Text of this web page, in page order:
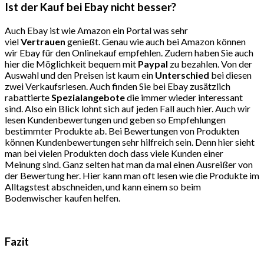
Ist der Kauf bei Ebay nicht besser?
Auch Ebay ist wie Amazon ein Portal was sehr
vielVertrauen genießt. Genau wie auch bei Amazon können
wir Ebay für den Onlinekauf empfehlen. Zudem haben Sie auch
hier die Möglichkeit bequem mit Paypal zu bezahlen. Von der
Auswahl und den Preisen ist kaum ein Unterschied bei diesen
zwei Verkaufsriesen. Auch finden Sie bei Ebay zusätzlich
rabattierteSpezialangebotedie immer wieder interessant
sind. Also ein Blick lohnt sich auf jeden Fall auch hier. Auch wir
lesen Kundenbewertungen und geben so Empfehlungen
bestimmter Produkte ab. Bei Bewertungen von Produkten
können Kundenbewertungen sehr hilfreich sein. Denn hier sieht
man bei vielen Produkten doch dass viele Kunden einer
Meinung sind. Ganz selten hat man da mal einen Ausreißer von
der Bewertung her. Hier kann man oft lesen wie die Produkte im
Alltagstest abschneiden, und kann einem so beim
Bodenwischer kaufen helfen.
Fazit